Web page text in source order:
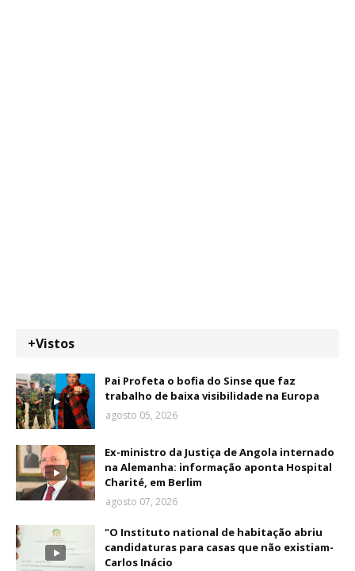
+Vistos
Pai Profeta o bofia do Sinse que faz
trabalho de baixa visibilidade na Europa
agosto 05, 2026
Ex-ministro da Justiça de Angola internado
na Alemanha: informação aponta Hospital
Charité, em Berlim
agosto 07, 2026
"O Instituto national de habitação abriu
candidaturas para casas que não existiam-
Carlos Inácio